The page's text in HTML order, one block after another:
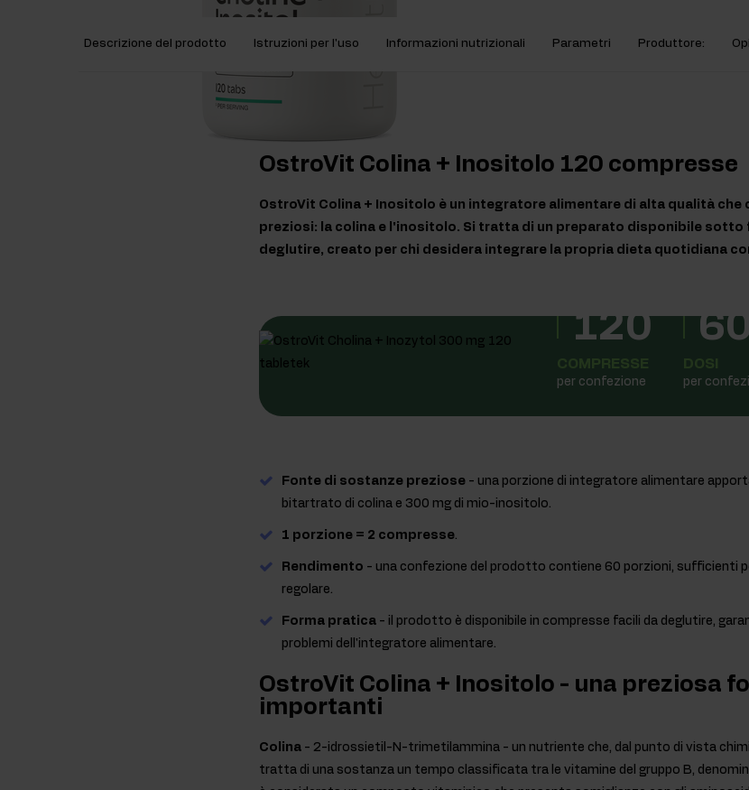
Descrizione del prodotto Istruzioni per l'uso Informazioni nutrizionali Parametri Produttore:
OstroVit Colina + Inositolo 120 compresse
OstroVit Colina + Inositolo è un integratore alimentare di alta qualità
preziosi: la colina e l'inositolo. Si tratta di un preparato disponibile sotto
deglutire, creato per chi desidera integrare la propria dieta quotidiana
120
COMPRESSE
per confezione
DOSI
per
Fonte di sostanze preziose - una porzione di integratore alimentare
bitartrato di colina e 300 mg di mio-inositolo.
1 porzione = 2 compresse.
Rendimento - una confezione del prodotto contiene 60 porzioni, sufficienti
regolare.
Forma pratica - il prodotto è disponibile in compresse facili da deglutire,
problemi dell'integratore alimentare.
OstroVit Colina + Inositolo - una preziosa
importanti
Colina - 2-idrossietil-N-trimetilammina - un nutriente che, dal punto di vista
tratta di una sostanza un tempo classificata tra le vitamine del gruppo B,